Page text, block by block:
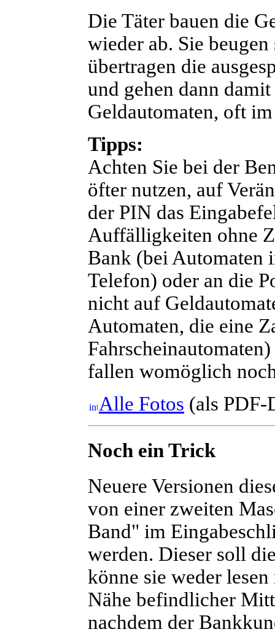
Die Täter bauen die
wieder ab. Sie
übertragen die
und gehen dann
Geldautomaten, oft
Tipps:
Achten Sie bei der
öfter nutzen, auf
der PIN das
Auffälligkeiten ohne
Bank (bei Automaten
Telefon) oder an die
nicht auf
Automaten, die eine
fallen womöglich
Alle Fotos (als PDF-
Noch ein Trick
Neuere Versionen
von einer zweiten
Band" im
werden. Dieser soll
könne sie weder
Nähe befindlicher
nachdem der